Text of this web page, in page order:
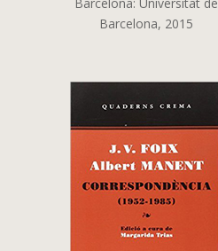
Barcelona, 2015